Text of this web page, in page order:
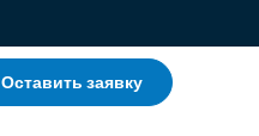
Оставить заявку